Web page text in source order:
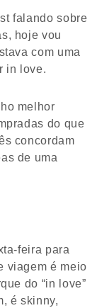
falando sobre
hoje vou
com uma
in love.
melhor
do que
concordam
de uma
feira para
viagem é meio
do “in love”
é skinny,